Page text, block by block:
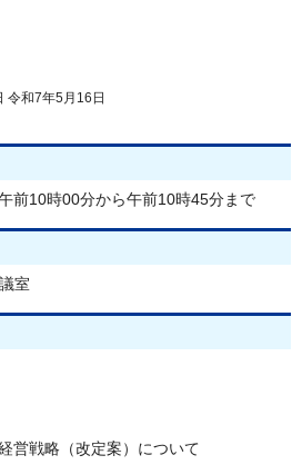
和7年5月16日
前10時00分から午前10時45分まで
室
営戦略（改定案）について